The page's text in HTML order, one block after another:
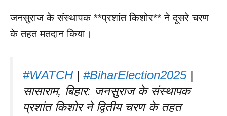
जनसुराज के संस्थापक **प्रशांत किशोर** ने दूसरे चरण
के तहत मतदान किया।
#WATCH| #BiharElection2025|
सासाराम, बिहार: जनसुराज के संस्थापक
प्रशांत किशोर ने द्वितीय चरण के तहत